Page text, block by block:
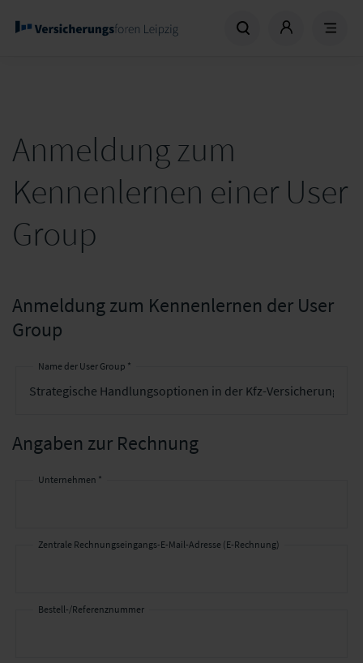
Anmeldung zum
Kennenlernen einer User
Group
Anmeldung zum Kennenlernen der User
Group
Name der User Group *
Angaben zur Rechnung
Unternehmen *
Zentrale Rechnungseingangs-E-Mail-Adresse (E-Rechnung)
Bestell-/Referenznummer